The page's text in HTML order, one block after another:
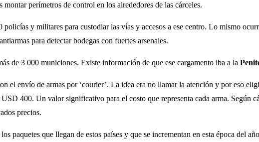
perímetros de control en los alrededores de las cárceles.
y militares para custodiar las vías y accesos a ese centro. Lo mismo
para detectar bodegas con fuertes arsenales.
de 3 000 municiones. Existe información de que ese cargamento iba a la
el envío de armas por ‘courier’. La idea era no llamar la atención y por eso
400. Un valor significativo para el costo que representa cada arma. Según
precios.
paquetes que llegan de estos países y que se incrementan en esta época del